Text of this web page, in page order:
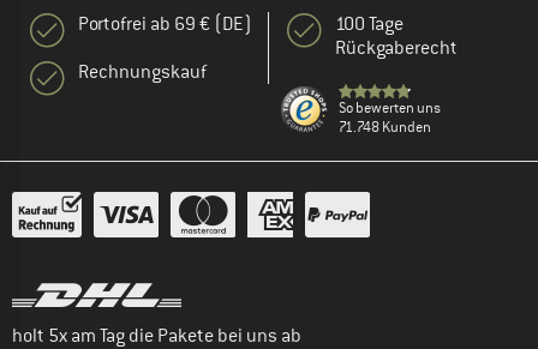
Portofrei ab 69 € (DE)
Rechnungskauf
100 Tage
Rückgaberecht
So bewerten uns
71.748 Kunden
holt 5x am Tag die Pakete bei uns ab